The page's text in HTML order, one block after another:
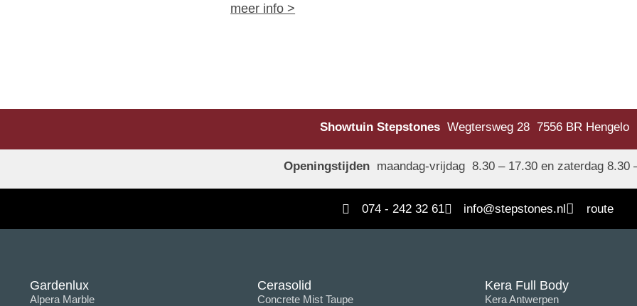
meer info >
Showtuin Stepstones Wegtersweg 28 7556 BR Hengelo
Openingstijden maandag-vrijdag 8.30 – 17.30 en zaterdag 8.30
074 - 242 32 61 info@stepstones.nl route
Gardenlux
Alpera Marble
Cerasolid
Concrete Mist Taupe
Kera Full Body
Kera Antwerpen